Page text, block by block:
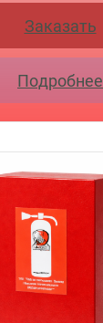
Заказать
Подробнее